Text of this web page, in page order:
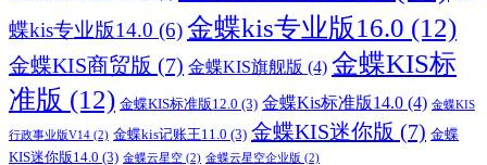
蝶kis专业版14.0 (6)金蝶kis专业版16.0 (12)
金蝶KIS商贸版 (7) 金蝶KIS旗舰版 (4) 金蝶KIS标
准版 (12) 金蝶KIS标准版12.0 (3) 金蝶Kis标准版14.0 (4) 金蝶KIS
行政事业版V14 (2) 金蝶kis记账王11.0 (3) 金蝶KIS迷你版 (7) 金蝶
KIS迷你版14.0 (3) 金蝶云星空 (2) 金蝶云星空企业版 (2)